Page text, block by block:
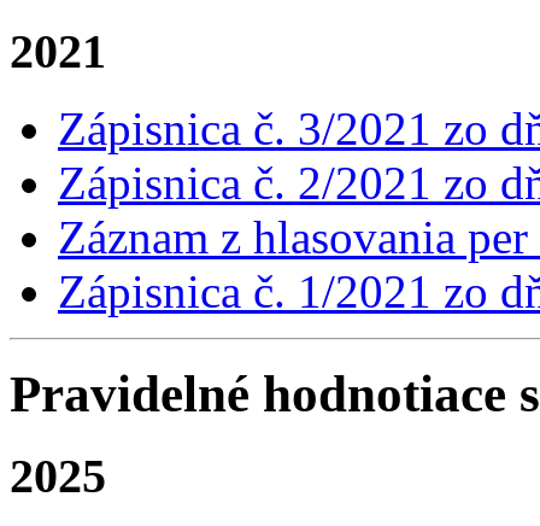
2021
Zápisnica č. 3/2021 zo
Zápisnica č. 2/2021 zo
Záznam z hlasovania
Zápisnica č. 1/2021 zo
Pravidelné hodnotiace
2025